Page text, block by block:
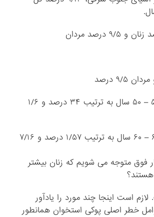
زنان و مردان ۵۹ – ۵۰ سال به ترتیب ۳۴ درصد و ۱/۶
زنان و مردان ۶۹ – ۶۰ سال به ترتیب ۱/۵۷ درصد و ۷/۱۶
فوق متوجه می شویم که زنان بیشتر
است اینجا چند مورد را یادآور
خطر اصلی پوکی استخوان همانطور